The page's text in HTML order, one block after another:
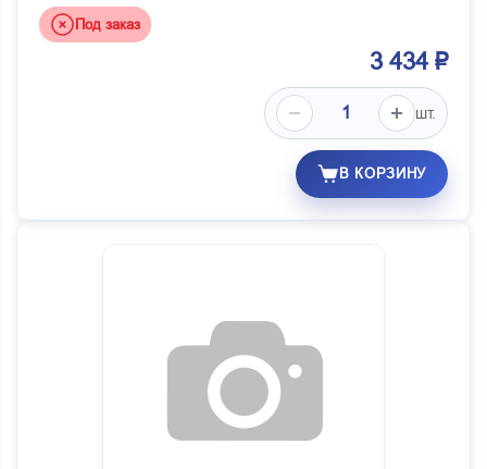
Под заказ
3 434 ₽
шт.
В КОРЗИНУ